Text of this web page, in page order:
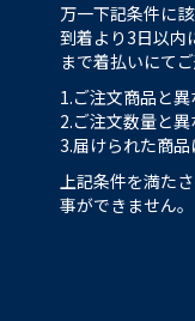
万一下記条件に
到着より3日以内
まで着払いにて
1.ご注文商品と
2.ご注文数量と
3.届けられた商
上記条件を満た
事ができません。